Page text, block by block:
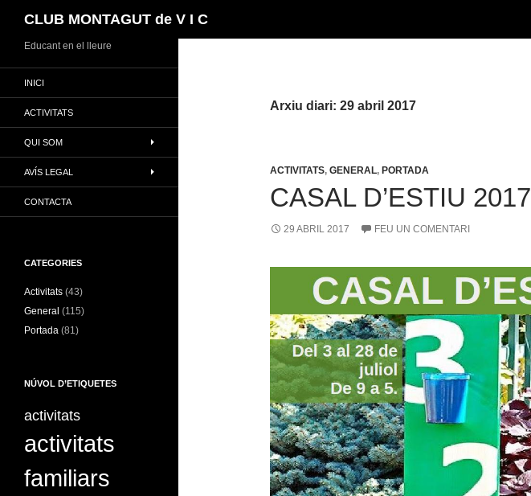
al
contingut
CLUB MONTAGUT de V I C
Arxiu diari: 29 abril 2017
ACTIVITATS, GENERAL, PORTADA
CASAL D’ESTIU 2017
29 ABRIL 2017 FEU UN COMENTARI
Educant en el lleure
INICI
ACTIVITATS
QUI SOM
AVÍS LEGAL
CONTACTA
CATEGORIES
Activitats (43)
General (115)
Portada (81)
NÚVOL D’ETIQUETES
activitats
activitats
familiars